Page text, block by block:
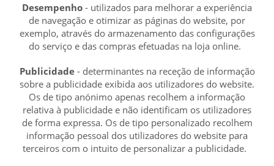
Desempenho - utilizados para melhorar a experiência
de navegação e otimizar as páginas do website, por
exemplo, através do armazenamento das configurações
do serviço e das compras efetuadas na loja online.
Publicidade- determinantes na receção de informação
sobre a publicidade exibida aos utilizadores do website.
Os de tipo anónimo apenas recolhem a informação
relativa à publicidade e não identificam os utilizadores
de forma expressa. Os de tipo personalizado recolhem
informação pessoal dos utilizadores do website para
terceiros com o intuito de personalizar a publicidade.